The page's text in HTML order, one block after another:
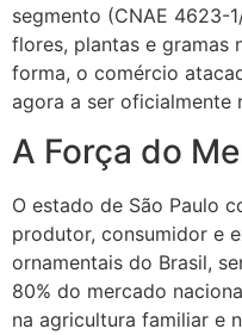
segmento (CNAE 4623-
flores, plantas e gramas
forma, o comércio
agora a ser oficialmente
A Força do
O estado de São Paulo
produtor, consumidor e
ornamentais do Brasil,
80% do mercado
na agricultura familiar e